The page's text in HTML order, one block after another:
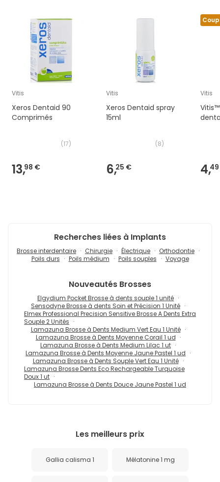
Vitis
Xeros Dentaid 90
Comprimés
(17)
13,98 €
Vitis
Xeros Dentaid spray
15ml
(8)
6,25 €
Vitis
4,
Recherches liées à Implants
Brosse interdentaire Chirurgie Électrique
Orthodontie
Poils durs
Poils médium Poils souples Voyage
Nouveautés Brosses
Elgydium Pocket Brosse à dents souple 1 unité
Sensodyne Brosse à dents Soin et Précision 1 Unité
Elmex Professional Precision Sensitive Brosse A Dents Extra
Souple 2 Unités
Lamazuna Brosse à Dents Medium Vert Eau 1 Unité
Lamazuna Brosse à Dents Moyenne Corail 1 ud
Lamazuna Brosse à Dents Medium Lilac 1 ut
Lamazuna Brosse à Dents Moyenne Jaune Pastel 1 ud
Lamazuna Brosse à Dents Souple Vert Eau 1 Unité
Lamazuna Brosse Dents Eco Rechargeable Turquoise
Doux 1 ut
Lamazuna Brosse à Dents Douce Jaune Pastel 1 ud
Les meilleurs prix
Gallia calisma 1 Mélatonine 1 mg